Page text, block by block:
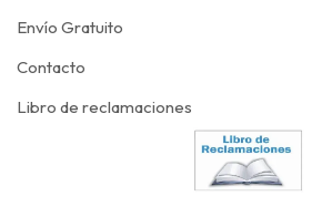
Envío Gratuito
Contacto
Libro de reclamaciones